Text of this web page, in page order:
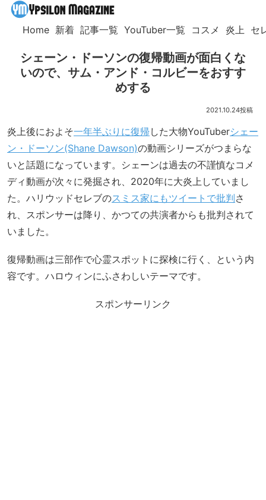
Home 新着 記事一覧 YouTuber一覧 コスメ 炎上 セ
シェーン・ドーソンの復帰動画が面白くな
いので、サム・アンド・コルビーをおすす
めする
2021.10.24
炎上後におよそ一年半ぶりに復帰 した大物YouTuberシェー
ン・ドーソン(Shane Dawson)の動画シリーズがつまらな
いと話題になっています。シェーンは過去の不謹慎なコメ
ディ動画が次々に発掘され、2020年に大炎上していまし
た。ハリウッドセレブのスミス家にもツイートで批判さ
れ、スポンサーは降り、かつての共演者からも批判されて
いました。
復帰動画は三部作で心霊スポットに探検に行く、という内
容です。ハロウィンにふさわしいテーマです。
スポンサーリンク